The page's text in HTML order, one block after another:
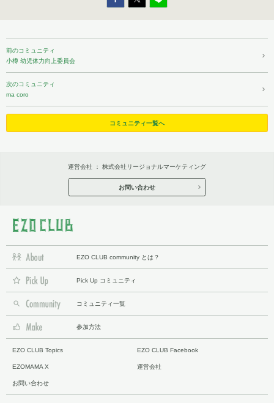
前のコミュニティ
小樽 幼児体力向上委員会
コミュニティ一覧へ
次のコミュニティ
ma coro
運営会社 ： 株式会社リージョナルマーケティング
お問い合わせ
EZO CLUB community とは？
Pick Up コミュニティ
コミュニティ一覧
参加方法
EZO CLUB Topics EZO CLUB Facebook
EZOMAMA X 運営会社
お問い合わせ